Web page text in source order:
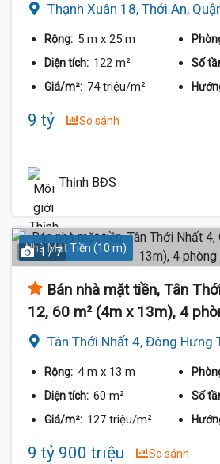
Thạnh Xuân 18, Thới An,
Rộng: 5 m x 25 m
Diện tích: 122 m² Số
Giá/m²: 74 triệu/m²
9 tỷ So sánh
Thịnh BĐS
Nhà Mặt Tiền (10 m)
1 / 7
Bán nhà mặt tiền, Tân
12, 60 m² (4m x 13m), 4
Tân Thới Nhất 4, Đông Hưng
Rộng: 4 m x 13 m
Diện tích: 60 m² Số
Giá/m²: 127 triệu/m²
9 tỷ 900 triệu So sánh